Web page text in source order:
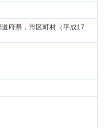
府県，市区町村（平成17